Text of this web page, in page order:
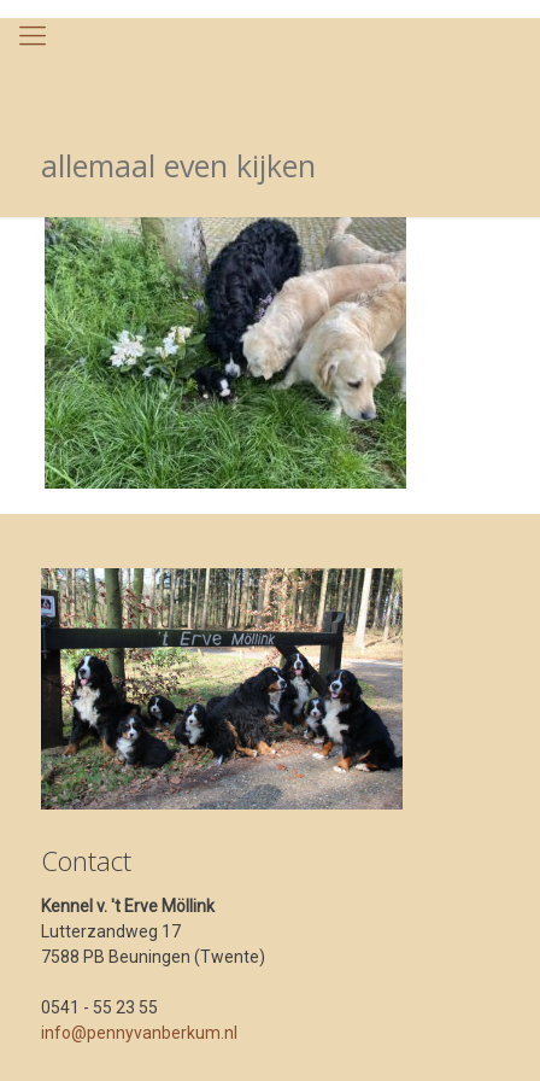
allemaal even kijken
Contact
Kennel v. 't Erve Möllink
Lutterzandweg 17
7588 PB Beuningen (Twente)
0541 - 55 23 55
info@pennyvanberkum.nl